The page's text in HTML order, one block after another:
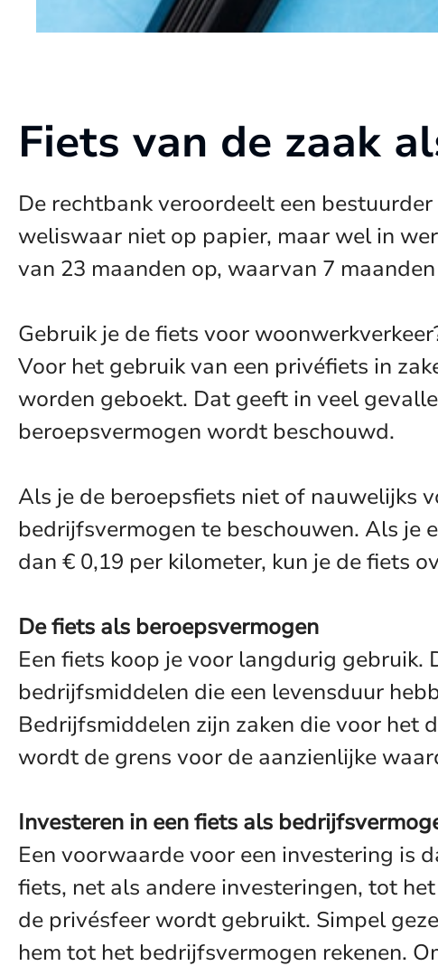
Fiets van de zaak
De rechtbank veroordeelt een
weliswaar niet op papier, maar wel in
van 23 maanden op, waarvan 7
Gebruik je de fiets voor
Voor het gebruik van een privéfiets in
worden geboekt. Dat geeft in veel
beroepsvermogen wordt beschouwd.
Als je de beroepsfiets niet of nauwelijks
bedrijfsvermogen te beschouwen. Als je
dan € 0,19 per kilometer, kun je de fiets
De fiets als beroepsvermogen
Een fiets koop je voor langdurig
bedrijfsmiddelen die een levensduur
Bedrijfsmiddelen zijn zaken die voor het
wordt de grens voor de aanzienlijke
Investeren in een fiets als
Een voorwaarde voor een investering is
fiets, net als andere investeringen, tot
de privésfeer wordt gebruikt. Simpel
hem tot het bedrijfsvermogen rekenen.